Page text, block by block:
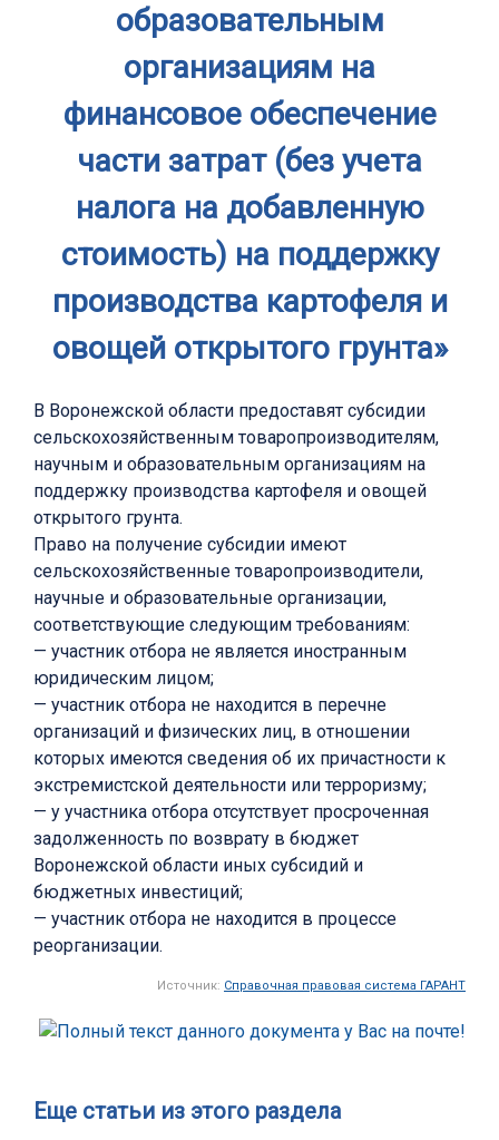
образовательным
организациям на
финансовое обеспечение
части затрат (без учета
налога на добавленную
стоимость) на поддержку
производства картофеля и
овощей открытого грунта»
В Воронежской области предоставят субсидии
сельскохозяйственным товаропроизводителям,
научным и образовательным организациям на
поддержку производства картофеля и овощей
открытого грунта.
Право на получение субсидии имеют
сельскохозяйственные товаропроизводители,
научные и образовательные организации,
соответствующие следующим требованиям:
— участник отбора не является иностранным
юридическим лицом;
— участник отбора не находится в перечне
организаций и физических лиц, в отношении
которых имеются сведения об их причастности к
экстремистской деятельности или терроризму;
— у участника отбора отсутствует просроченная
задолженность по возврату в бюджет
Воронежской области иных субсидий и
бюджетных инвестиций;
— участник отбора не находится в процессе
реорганизации.
Источник: Справочная правовая система ГАРАНТ
Еще статьи из этого раздела